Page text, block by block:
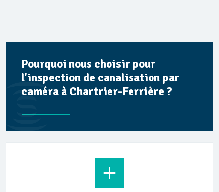
Pourquoi nous choisir pour
l'inspection de canalisation par
caméra à Chartrier-Ferrière ?